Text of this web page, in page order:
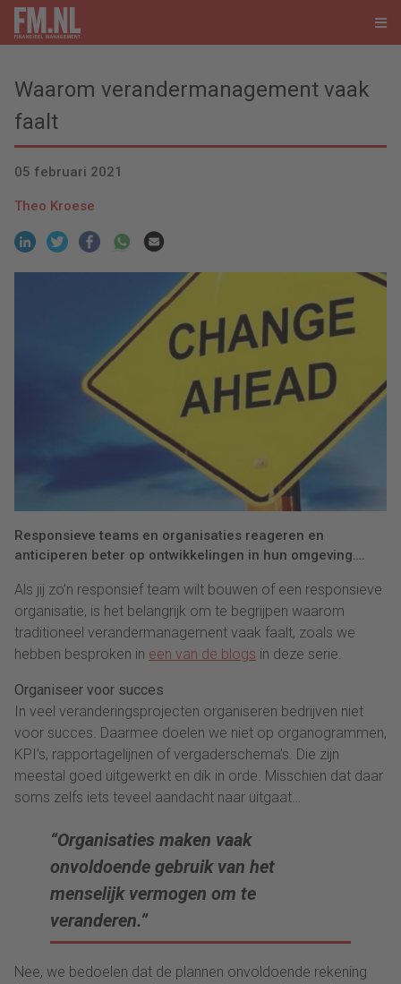
Waarom verandermanagement vaak
faalt
05 februari 2021
Theo Kroese
Responsieve teams en organisaties reageren en
anticiperen beter op ontwikkelingen in hun omgeving….
Als jij zo’n responsief team wilt bouwen of een responsieve
organisatie, is het belangrijk om te begrijpen waarom
traditioneel verandermanagement vaak faalt, zoals we
hebben besproken in een van de blogs in deze serie.
Organiseer voor succes
In veel veranderingsprojecten organiseren bedrijven niet
voor succes. Daarmee doelen we niet op organogrammen,
KPI’s, rapportagelijnen of vergaderschema’s. Die zijn
meestal goed uitgewerkt en dik in orde. Misschien dat daar
soms zelfs iets teveel aandacht naar uitgaat…
“Organisaties maken vaak
onvoldoende gebruik van het
menselijk vermogen om te
veranderen.”
Nee, we bedoelen dat de plannen onvoldoende rekening